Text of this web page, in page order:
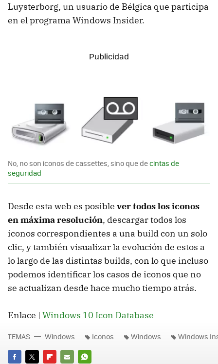
Luysterborg, un usuario de Bélgica que participa
en el programa Windows Insider.
No, no son iconos de cassettes, sino que decintas de
seguridad
Desde esta web es posible ver todos los iconos
en máxima resolución, descargar todos los
iconos correspondientes a una build con un solo
clic, y también visualizar la evolución de estos a
lo largo de las distintas builds, con lo que incluso
podemos identificar los casos de iconos que no
se actualizan desde hace mucho tiempo atrás.
Enlace | Windows 10 Icon Database
TEMAS Windows Iconos Windows Windows